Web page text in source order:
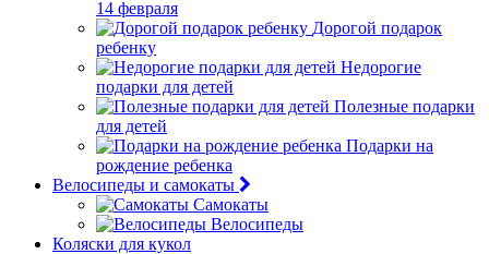
14 февраля
Дорогой подарок
ребенку
Недорогие
подарки для детей
Полезные подарки
для детей
Подарки на
рождение ребенка
Велосипеды и самокаты
Самокаты
Велосипеды
Коляски для кукол